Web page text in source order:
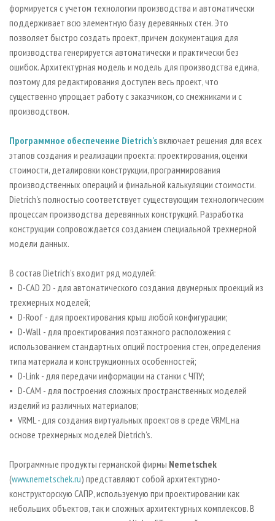
формируется с учетом технологии производства и автоматически
поддерживает всю элементную базу деревянных стен. Это
позволяет быстро создать проект, причем документация для
производства генерируется автоматически и практически без
ошибок. Архитектурная модель и модель для производства едина,
поэтому для редактирования доступен весь проект, что
существенно упрощает работу с заказчиком, со смежниками и с
производством.
Программное обеспечение Dietrich'sвключает решения для всех
этапов создания и реализации проекта: проектирования, оценки
стоимости, деталировки конструкции, программирования
производственных операций и финальной калькуляции стоимости.
Dietrich's полностью соответствует существующим технологическим
процессам производства деревянных конструкций. Разработка
конструкции сопровождается созданием специальной трехмерной
модели данных.
В состав Dietrich's входит ряд модулей:
• D-CAD 2D - для автоматического создания двумерных проекций из
трехмерных моделей;
• D-Roof - для проектирования крыш любой конфигурации;
• D-Wall - для проектирования поэтажного расположения с
использованием стандартных опций построения стен, определения
типа материала и конструкционных особенностей;
• D-Link - для передачи информации на станки с ЧПУ;
• D-CAM - для построения сложных пространственных моделей
изделий из различных материалов;
• VRML - для создания виртуальных проектов в среде VRML на
основе трехмерных моделей Dietrich's.
Программные продукты германской фирмы Nemetschek
(www.nemetschek.ru) представляют собой архитектурно-
конструкторскую САПР, используемую при проектировании как
небольших объектов, так и сложных архитектурных комплексов. В